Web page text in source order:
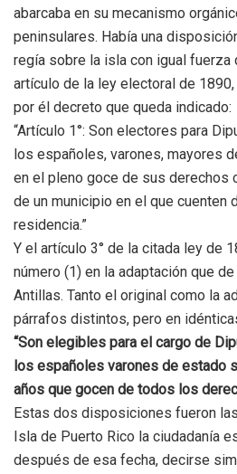
abarcaba en su mecanismo
peninsulares. Había una
regía sobre la isla con igual fuerza
artículo de la ley electoral de
por él decreto que queda indicado:
“Artículo 1°: Son electores para
los españoles, varones, mayores
en el pleno goce de sus derechos
de un municipio en el que cuenten
residencia.”
Y el artículo 3° de la citada ley de
número (1) en la adaptación que
Antillas. Tanto el original como la
párrafos distintos, pero en
“Son elegibles para el cargo de
los españoles varones de estado
años que gocen de todos los
Estas dos disposiciones fueron
Isla de Puerto Rico la ciudadanía
después de esa fecha, decirse